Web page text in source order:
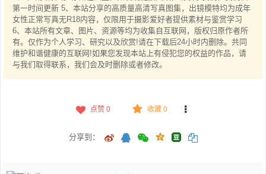
第一时间更新 5、本站分享的高质量高清写真图集，出镜模特均为成年
女性正常写真无R18内容，仅限用于摄影爱好者提供素材与鉴赏学习
6、本站所有文章、图片、资源等均为收集自互联网，版权归原作者所
有。仅作为个人学习、研究以及欣赏!请在下载后24小时内删除。共同
维护和谐健康的互联网!如果您发现本站上有侵犯您的权益的作品，请
与我们取得联系，我们会及时删除或者修改。
点赞 0 收藏 0
分享到：